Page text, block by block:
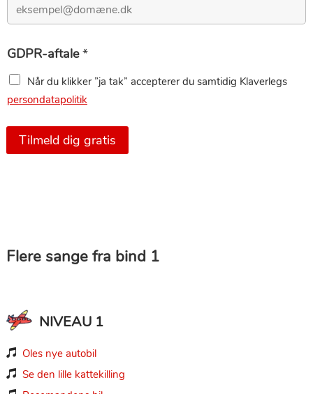
GDPR-aftale*
Når du klikker ”ja tak” accepterer du samtidig Klaverlegs
persondatapolitik
Tilmeld dig gratis
Flere sange fra bind 1
NIVEAU 1
 Oles nye autobil
 Se den lille kattekilling